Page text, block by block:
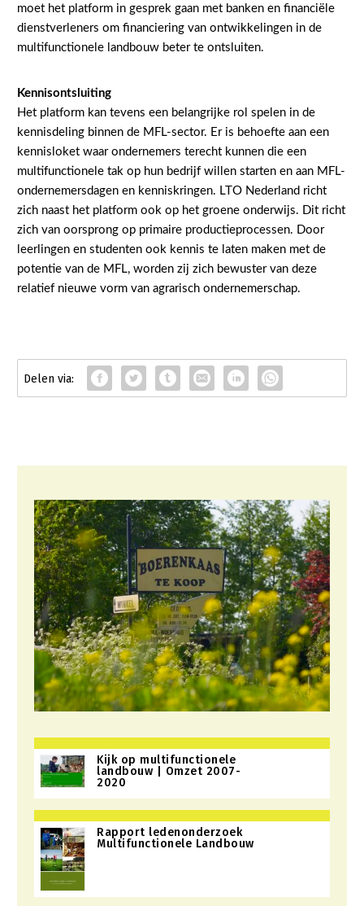
moet het platform in gesprek gaan met banken en financiële
dienstverleners om financiering van ontwikkelingen in de
multifunctionele landbouw beter te ontsluiten.
Kennisontsluiting
Het platform kan tevens een belangrijke rol spelen in de
kennisdeling binnen de MFL-sector. Er is behoefte aan een
kennisloket waar ondernemers terecht kunnen die een
multifunctionele tak op hun bedrijf willen starten en aan MFL-
ondernemersdagen en kenniskringen. LTO Nederland richt
zich naast het platform ook op het groene onderwijs. Dit richt
zich van oorsprong op primaire productieprocessen. Door
leerlingen en studenten ook kennis te laten maken met de
potentie van de MFL, worden zij zich bewuster van deze
relatief nieuwe vorm van agrarisch ondernemerschap.
Kijk op multifunctionele
landbouw | Omzet 2007-
2020
Rapport ledenonderzoek
Multifunctionele Landbouw